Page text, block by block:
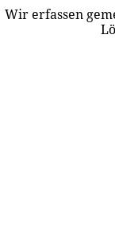
Wir erfassen